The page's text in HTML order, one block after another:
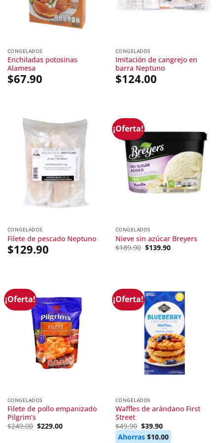
CONGELADOS
Enchiladas potosinas
Alamesa
$67.90
CONGELADOS
Imitación de cangrejo en
barra Neptuno
$124.00
CONGELADOS
Filete de pescado Neptuno
$129.90
¡Oferta!
CONGELADOS
Nieve sin azúcar Breyers
$189.90 Original
$139.90Current
¡Oferta!
CONGELADOS
Filete de pollo empanizado
Pilgrim’s
$249.00 Original
$229.00Current
¡Oferta!
CONGELADOS
Waffles de arándano First
Street
$49.90 Original
price
was:
$39.90Current
price
is:
Ahorras $10.00